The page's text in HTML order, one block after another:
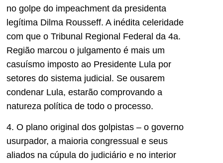
no golpe do impeachment da presidenta
legítima Dilma Rousseff. A inédita celeridade
com que o Tribunal Regional Federal da 4a.
Região marcou o julgamento é mais um
casuísmo imposto ao Presidente Lula por
setores do sistema judicial. Se ousarem
condenar Lula, estarão comprovando a
natureza política de todo o processo.
4. O plano original dos golpistas – o governo
usurpador, a maioria congressual e seus
aliados na cúpula do judiciário e no interior